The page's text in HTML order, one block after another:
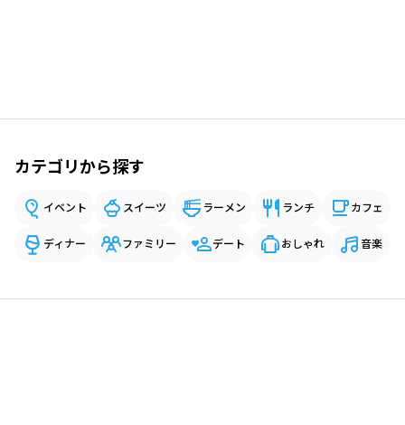
カテゴリから探す
イベント スイーツ ラーメン ランチ カフェ
ディナー ファミリー デート おしゃれ 音楽